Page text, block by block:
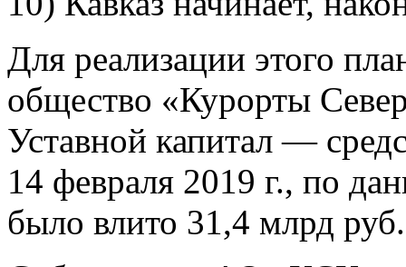
Для реализации этого
общество «Курорты
Уставной капитал —
14 февраля 2019 г., по
было влито 31,4 млрд